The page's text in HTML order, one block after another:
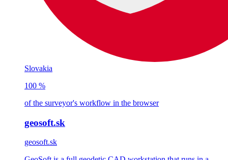
Slovakia
100 %
of the surveyor's workflow in the browser
geosoft.sk
geosoft.sk